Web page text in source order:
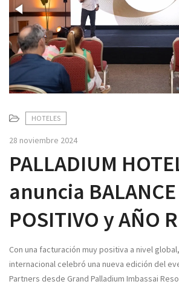
v
i
g
a
i
o
HOTELES
28 noviembre 2024
PALLADIUM
anuncia BALANCE
POSITIVO y AÑO
Con una facturación muy positiva a nivel
internacional celebró una nueva edición del
Partners desde Grand Palladium Imbassai